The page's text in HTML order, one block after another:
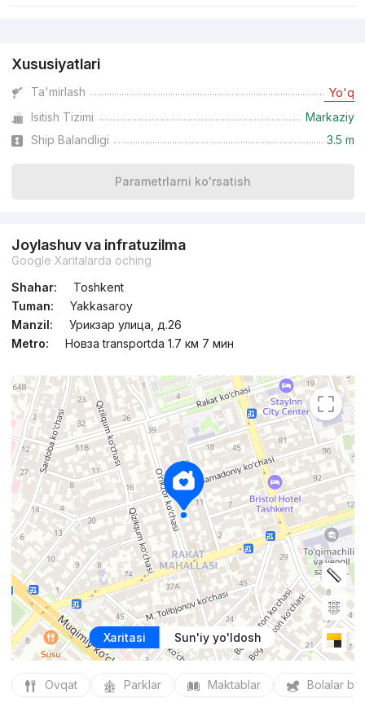
Xususiyatlari
Ta'mirlash Yo'q
Isitish Tizimi
Markaziy
Ship Balandligi
3.5 m
Parametrlarni ko'rsatish
Joylashuv va infratuzilma
Google Xaritalarda oching
Shahar:
Toshkent
Tuman:
Yakkasaroy
Manzil:
Урикзар улица, д.26
Metro:
Новза transportda 1.7 км 7 мин
Xaritasi Sun'iy yo'ldosh
Ovqat Parklar Maktablar Bolalar